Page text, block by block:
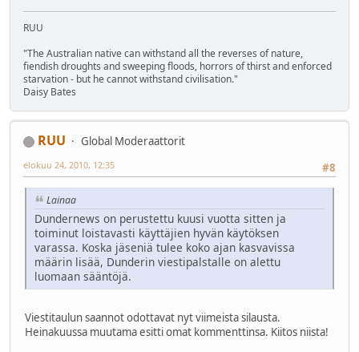
RUU
"The Australian native can withstand all the reverses of nature,
fiendish droughts and sweeping floods, horrors of thirst and enforced
starvation - but he cannot withstand civilisation."
Daisy Bates
RUU
Global Moderaattorit
#8
elokuu 24, 2010, 12:35
Lainaa
Dundernews on perustettu kuusi vuotta sitten ja
toiminut loistavasti käyttäjien hyvän käytöksen
varassa. Koska jäseniä tulee koko ajan kasvavissa
määrin lisää, Dunderin viestipalstalle on alettu
luomaan sääntöjä.
Viestitaulun saannot odottavat nyt viimeista silausta.
Heinakuussa muutama esitti omat kommenttinsa. Kiitos niista!